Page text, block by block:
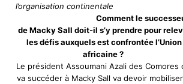
l’organisation
Comment le
de Macky Sall doit-il s’y prendre pour
les défis auxquels est confrontée l’Union
africaine ?
Le président Assoumani Azali des Comores
va succéder à Macky Sall va devoir